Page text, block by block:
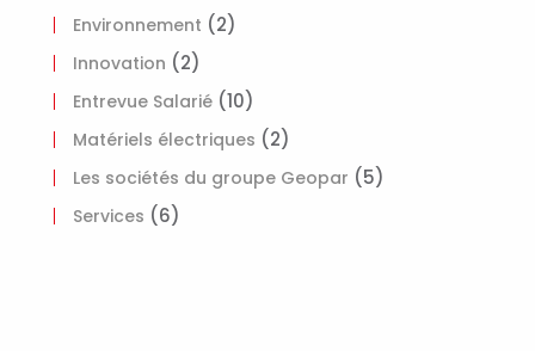
Environnement (2)
Innovation (2)
Entrevue Salarié (10)
Matériels électriques (2)
Les sociétés du groupe Geopar (5)
Services (6)